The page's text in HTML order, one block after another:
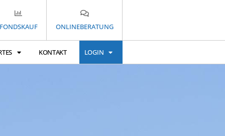
FONDSKAUF ONLINEBERATUNG
KONTAKT LOGIN